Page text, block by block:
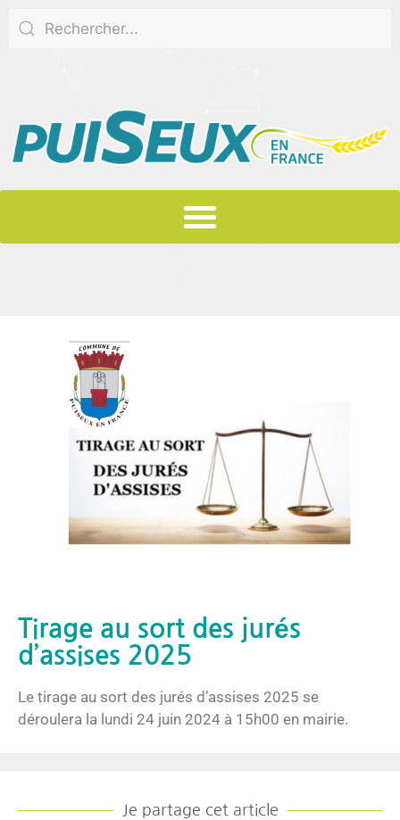
Tirage au sort des jurés
d’assises 2025
Le tirage au sort des jurés d’assises 2025 se
déroulera la lundi 24 juin 2024 à 15h00 en mairie.
Je partage cet article